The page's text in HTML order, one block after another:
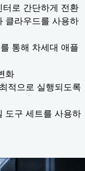
로 간단하게 전환
클라우드를 사용하
통해 차세대 애플
화
적으로 실행되도록
도구 세트를 사용하